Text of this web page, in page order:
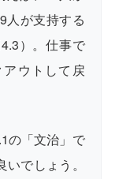
人が支持する
）。仕事で
ウトして戻
の「文治」で
でしょう。